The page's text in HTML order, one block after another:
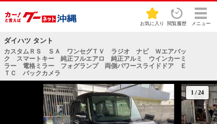
お気に入り 閲覧履歴 メニュー
ダイハツ タント
カスタムＲＳ ＳＡ ワンセグＴＶ ラジオ ナビ Ｗエアバッ
ク スマートキー 純正フルエアロ 純正アルミ ウインカーミ
ラー 電格ミラー フォグランプ 両側パワースライドドア Ｅ
ＴＣ バックカメラ
1 /24